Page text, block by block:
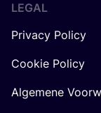
LEGAL
Privacy Policy
Cookie Policy
Algemene